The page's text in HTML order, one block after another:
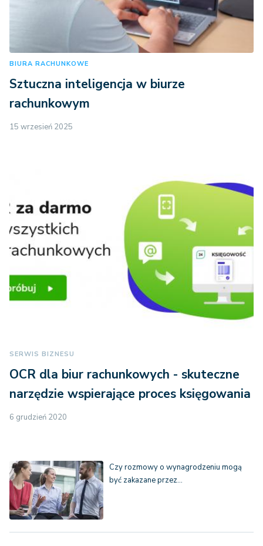
BIURA RACHUNKOWE
Sztuczna inteligencja w biurze
rachunkowym
15 wrzesień 2025
SERWIS BIZNESU
OCR dla biur rachunkowych - skuteczne
narzędzie wspierające proces księgowania
6 grudzień 2020
Czy rozmowy o wynagrodzeniu mogą
być zakazane przez…